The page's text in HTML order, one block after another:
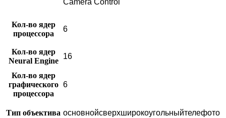
Camera Control
Кол-во ядер
процессора
6
Кол-во ядер
Neural Engine
16
Кол-во ядер
графического
процессора
6
Тип объектива основнойсверхширокоугольныйтелефото